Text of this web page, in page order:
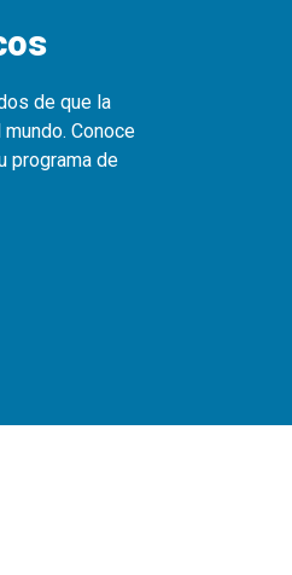
de que la
Conoce
programa de